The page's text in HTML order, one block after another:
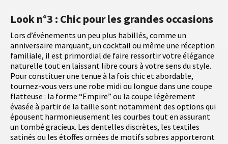
Look n°3 : Chic pour les grandes occasions
Lors d’événements un peu plus habillés, comme un
anniversaire marquant, un cocktail ou même une réception
familiale, il est primordial de faire ressortir votre élégance
naturelle tout en laissant libre cours à votre sens du style.
Pour constituer une tenue à la fois chic et abordable,
tournez-vous vers une robe midi ou longue dans une coupe
flatteuse : la forme “Empire” ou la coupe légèrement
évasée à partir de la taille sont notamment des options qui
épousent harmonieusement les courbes tout en assurant
un tombé gracieux. Les dentelles discrètes, les textiles
satinés ou les étoffes ornées de motifs sobres apporteront